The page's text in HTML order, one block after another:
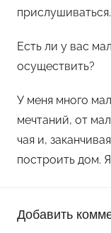
Есть ли у вас
осуществить?
У меня много
мечтаний, от
чая и,
построить дом.
Добавить